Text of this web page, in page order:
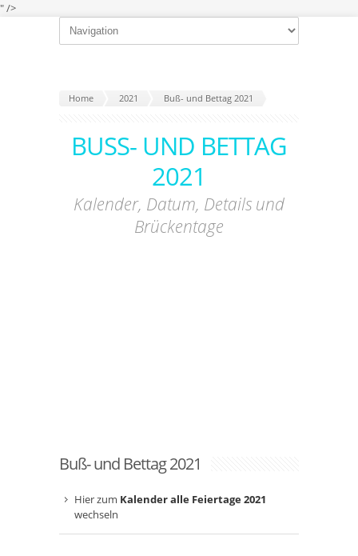
" />
Home 2021 Buß- und Bettag 2021
BUSS- UND BETTAG 2
021
Kalender, Datum, Details und
Brückentage
Buß- und Bettag 2021
Hier zum Kalender alle Feiertage 2021
wechseln